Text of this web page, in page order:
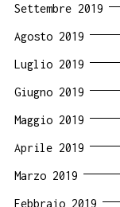
Settembre 2019
Agosto 2019
Luglio 2019
Giugno 2019
Maggio 2019
Aprile 2019
Marzo 2019
Febbraio 2019